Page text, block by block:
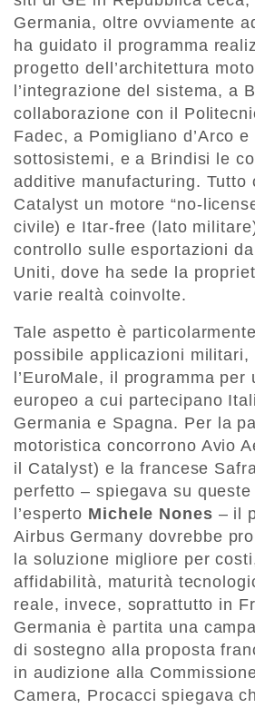
Germania, oltre ovviamente
ha guidato il programma
progetto dell’architettura
l’integrazione del sistema, a
collaborazione con il
Fadec, a Pomigliano d’Arco
sottosistemi, e a Brindisi le
additive manufacturing. Tutto
Catalyst un motore “no-
civile) e Itar-free (lato
controllo sulle esportazioni
Uniti, dove ha sede la
varie realtà coinvolte.
Tale aspetto è
possibile applicazioni
l’EuroMale, il programma per
europeo a cui partecipano
Germania e Spagna. Per la
motoristica concorrono Avio
il Catalyst) e la francese
perfetto – spiegava su queste
l’esperto Michele Nones – il
Airbus Germany dovrebbe
la soluzione migliore per
affidabilità, maturità
reale, invece, soprattutto in
Germania è partita una
di sostegno alla proposta
in audizione alla
Camera, Procacci spiegava